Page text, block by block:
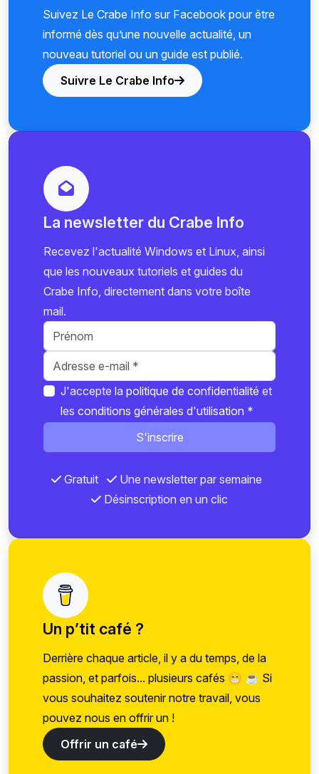
Suivez Le Crabe Info sur Facebook pour être
informé dès qu’une nouvelle actualité, un
nouveau tutoriel ou un guide est publié.
Suivre Le Crabe Info
La newsletter du Crabe Info
Recevez l'actualité Windows et Linux, ainsi
que les nouveaux tutoriels et guides du
Crabe Info, directement dans votre boîte
mail.
J'accepte la politique de confidentialité et
les conditions générales d'utilisation *
S'inscrire
Gratuit
Une newsletter par semaine
Désinscription en un clic
Un p’tit café ?
Derrière chaque article, il y a du temps, de la
passion, et parfois... plusieurs cafés 😁 ☕ Si
vous souhaitez soutenir notre travail, vous
pouvez nous en offrir un !
Offrir un café